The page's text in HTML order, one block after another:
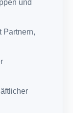
und
Partnern,